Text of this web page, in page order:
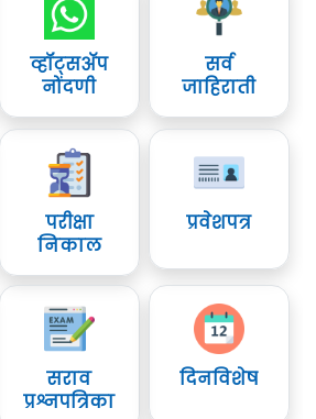
व्हॉट्सॲप
नोंदणी
सर्व
जाहिराती
परीक्षा
निकाल
प्रवेशपत्र
सराव
प्रश्नपत्रिका
दिनविशेष